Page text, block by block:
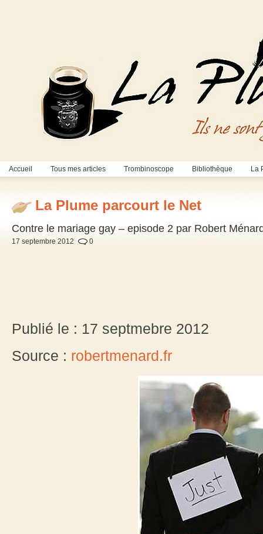
Accueil Tous mes articles Trombinoscope Bibliothèque La
La Plume parcourt le Net
Contre le mariage gay – episode 2 par Robert
17 septembre 2012 0
Publié le : 17 septmebre 2012
Source : robertmenard.fr